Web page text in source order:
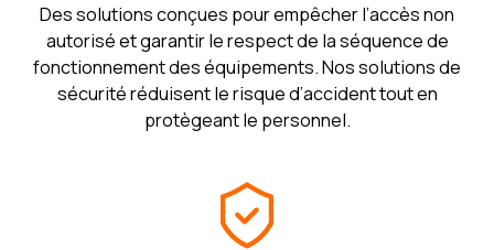
Des solutions conçues pour empêcher l’accès non
autorisé et garantir le respect de la séquence de
fonctionnement des équipements. Nos solutions de
sécurité réduisent le risque d’accident tout en
protègeant le personnel.